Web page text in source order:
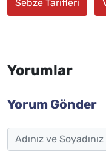
Sebze Tarifleri
Yorumlar
Yorum Gönder